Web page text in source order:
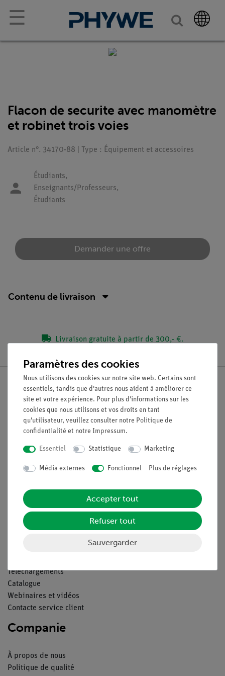
☰
Flacon de securite avec manomètre
et robinet trois voies
Article n°. 34170-88 | Type : Équipement et accessoires
Étudiants,
Enseignants/Professeurs,
Étudiants
Demander une offre
Contenu de livraison
Livraison gratuite à partir de 300,- €.
Nach oben
Légal
Conditions générales de vente
Déclaration de confidentialité
Mentions légales
Service
Téléchargements
Catalogue
Webinaires et vidéos
Contacte service client
Companie
À propos de nous
Politique de qualité
Paramètres des cookies
Nous utilisons des cookies sur notre site web. Certains sont
essentiels, tandis que d'autres nous aident à améliorer ce
site et votre expérience. Pour plus d'informations sur les
cookies que nous utilisons et vos droits en tant
qu'utilisateur, veuillez consulter notre Politique de
confidentialité et notre Impressum.
Essentiel Statistique Marketing
Média externes Fonctionnel Plus de réglages
Accepter tout
Refuser tout
Sauvergarder